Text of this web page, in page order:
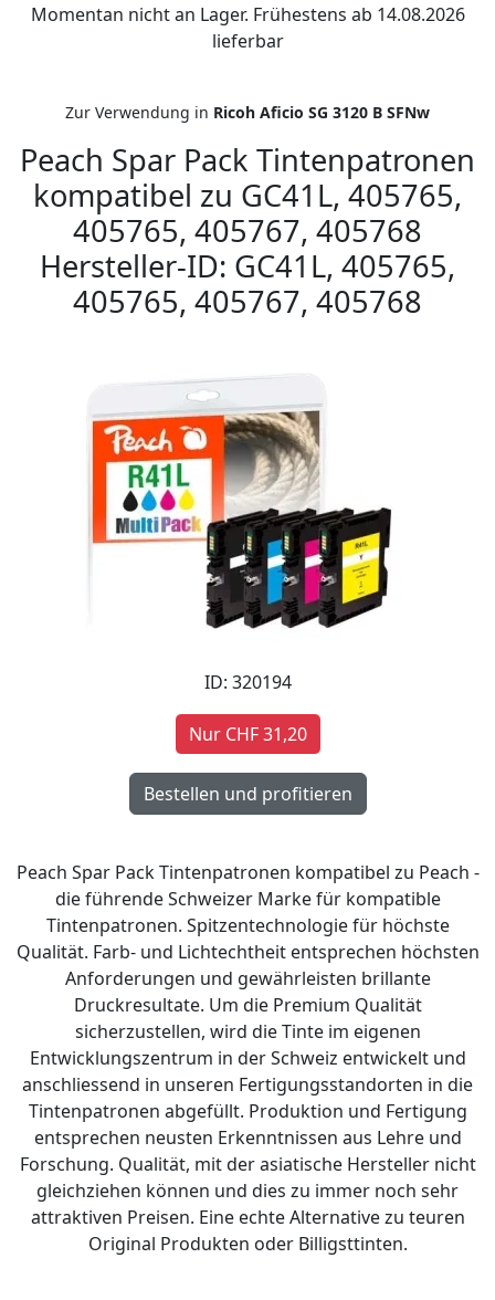
Momentan nicht an Lager. Frühestens ab 14.08.2026
lieferbar
Zur Verwendung in Ricoh Aficio SG 3120 B SFNw
Peach Spar Pack Tintenpatronen
kompatibel zu GC41L, 405765,
405765, 405767, 405768
Hersteller-ID: GC41L, 405765,
405765, 405767, 405768
ID: 320194
Nur CHF 31,20
Peach Spar Pack Tintenpatronen kompatibel zu Peach -
die führende Schweizer Marke für kompatible
Tintenpatronen. Spitzentechnologie für höchste
Qualität. Farb- und Lichtechtheit entsprechen höchsten
Anforderungen und gewährleisten brillante
Druckresultate. Um die Premium Qualität
sicherzustellen, wird die Tinte im eigenen
Entwicklungszentrum in der Schweiz entwickelt und
anschliessend in unseren Fertigungsstandorten in die
Tintenpatronen abgefüllt. Produktion und Fertigung
entsprechen neusten Erkenntnissen aus Lehre und
Forschung. Qualität, mit der asiatische Hersteller nicht
gleichziehen können und dies zu immer noch sehr
attraktiven Preisen. Eine echte Alternative zu teuren
Original Produkten oder Billigsttinten.